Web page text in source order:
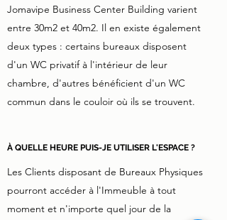
Jomavipe Business Center Building varient
entre 30m2 et 40m2. Il en existe également
deux types : certains bureaux disposent
d'un WC privatif à l'intérieur de leur
chambre, d'autres bénéficient d'un WC
commun dans le couloir où ils se trouvent.
À QUELLE HEURE PUIS-JE UTILISER L'ESPACE ?
Les Clients disposant de Bureaux Physiques
pourront accéder à l'Immeuble à tout
moment et n'importe quel jour de la